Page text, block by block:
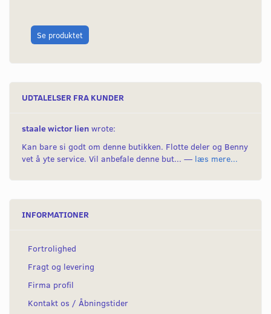
Se produktet
UDTALELSER FRA KUNDER
staale wictor lien wrote:
Kan bare si godt om denne butikken. Flotte deler og Benny
vet å yte service. Vil anbefale denne but... — læs mere...
INFORMATIONER
Fortrolighed
Fragt og levering
Firma profil
Kontakt os / Åbningstider